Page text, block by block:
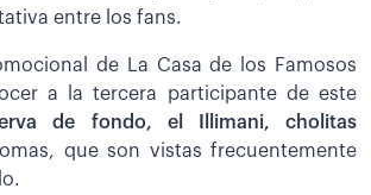
entre los fans.
de La Casa de los Famosos
a la tercera participante de este
de fondo, el Illimani, cholitas
que son vistas frecuentemente